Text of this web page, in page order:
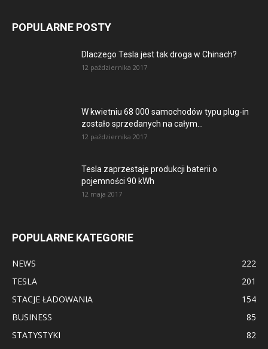
POPULARNE POSTY
Dlaczego Tesla jest tak droga w Chinach?
12 października 2017
W kwietniu 68 000 samochodów typu plug-in
zostało sprzedanych na całym...
12 października 2017
Tesla zaprzestaje produkcji baterii o
pojemności 90 kWh
12 maja 2017
POPULARNE KATEGORIE
NEWS
222
TESLA
201
STACJE ŁADOWANIA
154
BUSINESS
85
STATYSTYKI
82